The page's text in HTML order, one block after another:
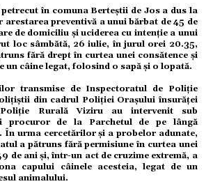
în comuna Berteștii de Jos a dus la
preventivă a unui bărbat de 45 de
de domiciliu și uciderea cu intenție a unui
loc sâmbătă, 26 iulie, în jurul orei 20.35,
fără drept în curtea unei consătence și
un câine legat, folosind o sapă și o lopată.
transmise de Inspectoratul de Poliție
din cadrul Poliției Orașului însurăței
Rurală Viziru au intervenit sub
procuror de la Parchetul de pe lângă
În urma cercetărilor și a probelor adunate,
a pătruns fără permisiune în curtea unei
de ani și, într-un act de cruzime extremă, a
capului câinele acesteia, legat de un
animalului.